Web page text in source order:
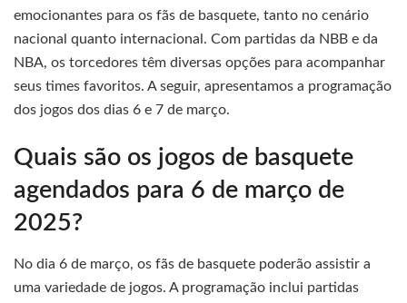
emocionantes para os fãs de basquete, tanto no cenário
nacional quanto internacional. Com partidas da NBB e da
NBA, os torcedores têm diversas opções para acompanhar
seus times favoritos. A seguir, apresentamos a programação
dos jogos dos dias 6 e 7 de março.
Quais são os jogos de basquete
agendados para 6 de março de
2025?
No dia 6 de março, os fãs de basquete poderão assistir a
uma variedade de jogos. A programação inclui partidas